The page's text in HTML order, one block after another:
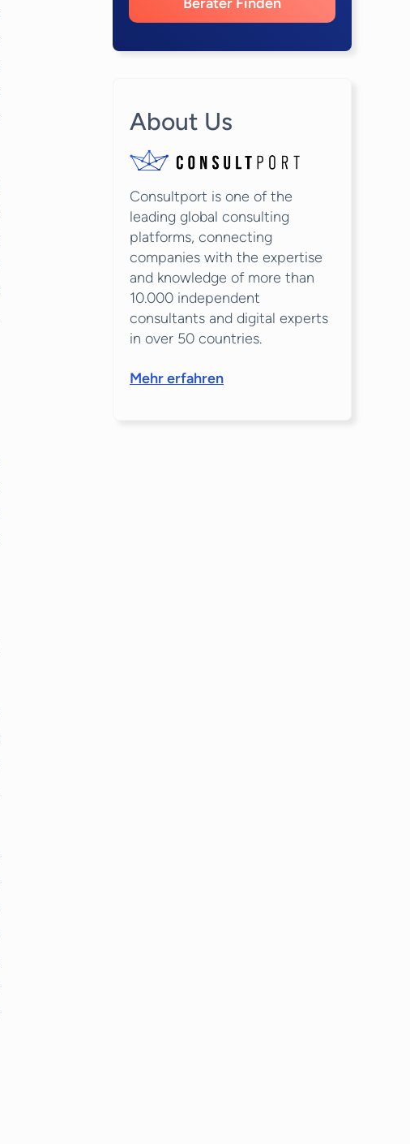
About Us
Consultport is one of the
leading global consulting
platforms, connecting
companies with the expertise
and knowledge of more than
10.000 independent
consultants and digital experts
in over 50 countries.
Mehr erfahren